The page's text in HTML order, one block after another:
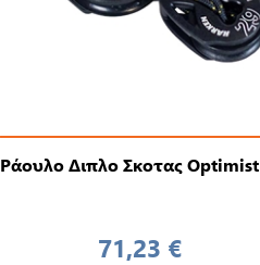
Ράουλο Διπλο Σκοτας Optimist
71,23 €